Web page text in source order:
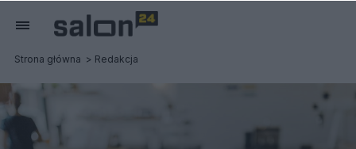
Strona główna Redakcja